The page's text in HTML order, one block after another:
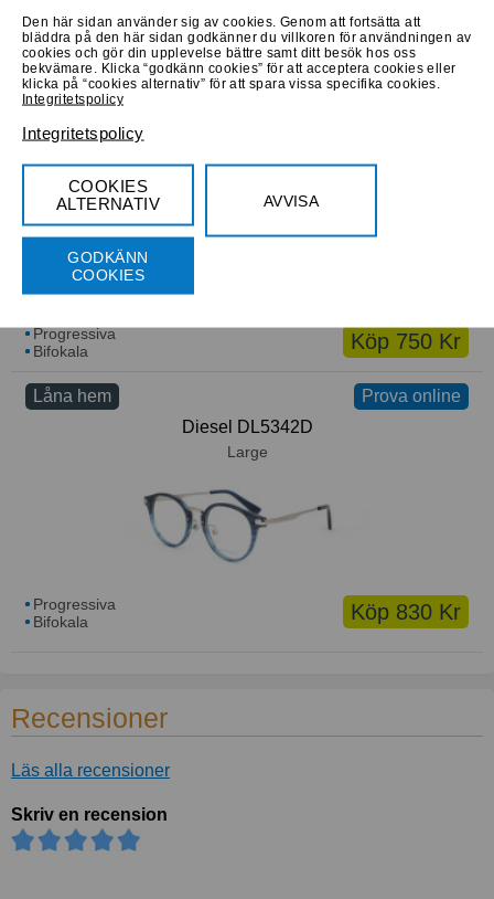
Köp 850 Kr
Progressiva
Bifokala
Låna hem
Köp 750 Kr
Progressiva
Bifokala
Prova online
Låna hem
Diesel DL5342D
Large
Köp 830 Kr
Progressiva
Bifokala
Recensioner
Läs alla recensioner
Skriv en recension
Den här sidan använder sig av cookies. Genom att fortsätta att
bläddra på den här sidan godkänner du villkoren för användningen av
cookies och gör din upplevelse bättre samt ditt besök hos oss
bekvämare. Klicka “godkänn cookies” för att acceptera cookies eller
klicka på “cookies alternativ” för att spara vissa specifika cookies.
Integritetspolicy
Integritetspolicy
COOKIES
ALTERNATIV
AVVISA
GODKÄNN
COOKIES